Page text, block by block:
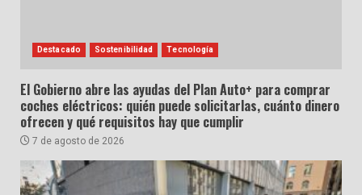
Destacado Sostenibilidad Tecnología
El Gobierno abre las ayudas del Plan Auto+ para comprar
coches eléctricos: quién puede solicitarlas, cuánto dinero
ofrecen y qué requisitos hay que cumplir
7 de agosto de 2026